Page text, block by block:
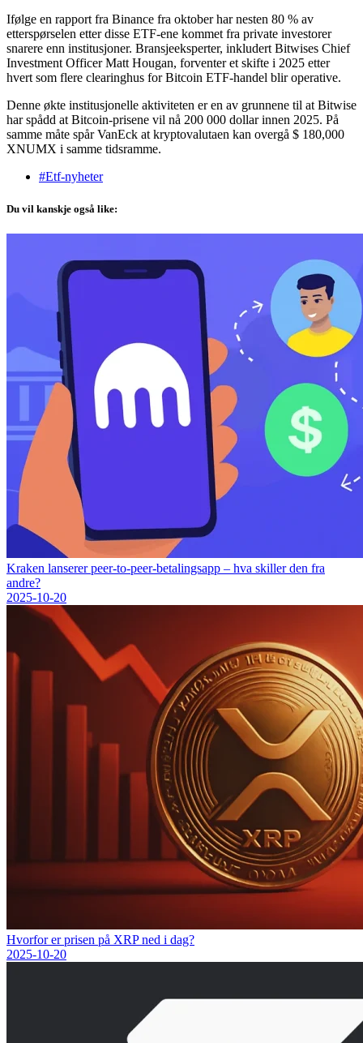
Ifølge en rapport fra Binance fra oktober har nesten 80 % av
etterspørselen etter disse ETF-ene kommet fra private investorer
snarere enn institusjoner. Bransjeeksperter, inkludert Bitwises Chief
Investment Officer Matt Hougan, forventer et skifte i 2025 etter
hvert som flere clearinghus for Bitcoin ETF-handel blir operative.
Denne økte institusjonelle aktiviteten er en av grunnene til at Bitwise
har spådd at Bitcoin-prisene vil nå 200 000 dollar innen 2025. På
samme måte spår VanEck at kryptovalutaen kan overgå $ 180,000
XNUMX i samme tidsramme.
#Etf-nyheter
Du vil kanskje også like:
Kraken lanserer peer-to-peer-betalingsapp – hva skiller den fra
andre?
2025-10-20
Hvorfor er prisen på XRP ned i dag?
2025-10-20